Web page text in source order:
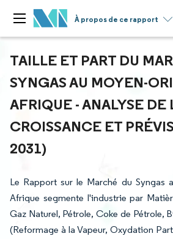
À propos de ce rapport
TAILLE ET PART DU
SYNGAS AU MOYEN-
AFRIQUE - ANALYSE DE
CROISSANCE ET
2031)
Le Rapport sur le Marché du Syngas
Afrique segmente l'industrie par
Gaz Naturel, Pétrole, Coke de Pétrole,
(Reformage à la Vapeur, Oxydation